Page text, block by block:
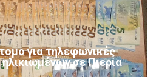
για τηλεφωνικές
σε Πιερία